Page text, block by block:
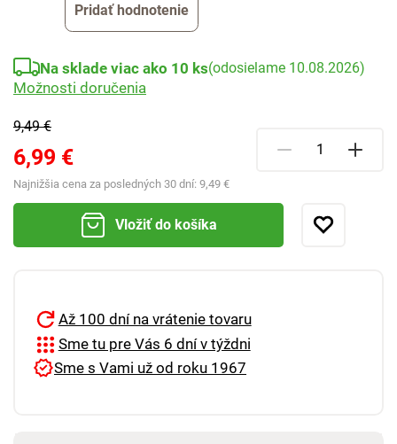
Pridať hodnotenie
9,49 €
6,99 €
Najnižšia cena za posledných 30 dní: 9,49 €
Na sklade viac ako 10 ks(odosielame 10.08.2026)
Možnosti doručenia
Vložiť do košíka
Až 100 dní na vrátenie tovaru
Sme tu pre Vás 6 dní v týždni
Sme s Vami už od roku 1967